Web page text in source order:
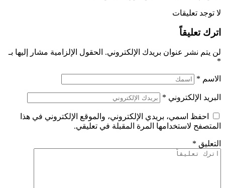
لا توجد تعليقات
اترك تعليقاً
لن يتم نشر عنوان بريدك الإلكتروني. الحقول الإلزامية مشار إليها بـ
*
الاسم *
البريد الإلكتروني *
احفظ اسمي، بريدي الإلكتروني، والموقع الإلكتروني في هذا
المتصفح لاستخدامها المرة المقبلة في تعليقي.
التعليق *